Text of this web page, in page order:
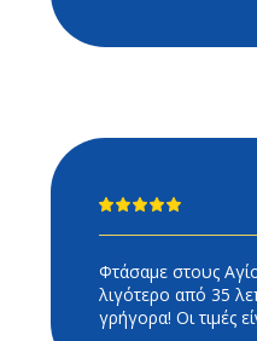
Φτάσαμε στους
λιγότερο από 35
γρήγορα! Οι τιμές